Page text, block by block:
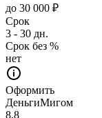
до 30 000 ₽
Срок
3 - 30 дн.
Срок без %
нет
Оформить
ДеньгиМигом
8.8